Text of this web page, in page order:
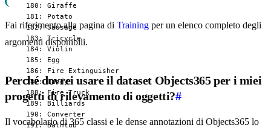
  180: Giraffe
  181: Potato
  182: Sausage
  183: Tricycle
  184: Violin
  185: Egg
  186: Fire Extinguisher
  187: Candy
  188: Fire Truck
  189: Billiards
  190: Converter
  191: Bathtub
Fai riferimento alla pagina di Training per un elenco completo degli
argomenti disponibili.
Perché dovrei usare il dataset Objects365 per i miei
progetti di rilevamento di oggetti?#
Il vocabolario di 365 classi e le dense annotazioni di Objects365 lo